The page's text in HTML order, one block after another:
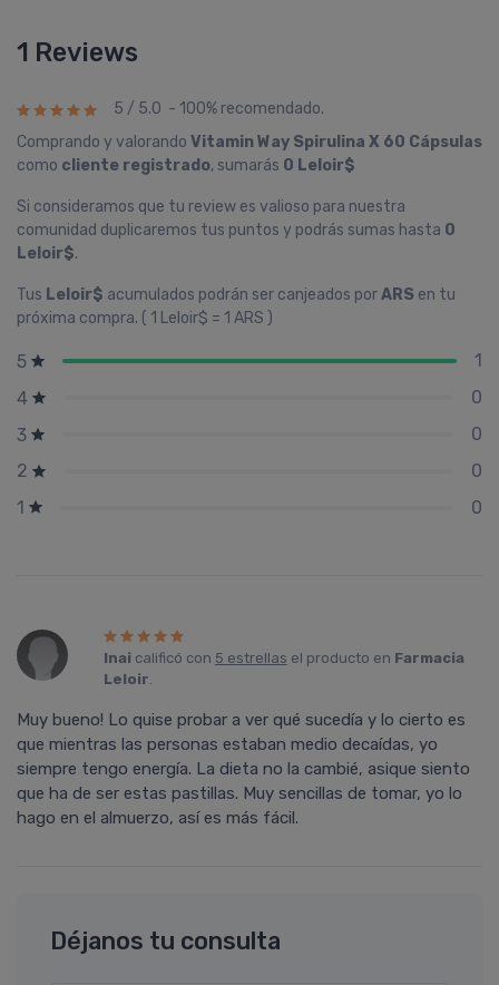
1 Reviews
5 / 5.0 - 100% recomendado.
Comprando y valorando Vitamin Way Spirulina X 60 Cápsulas
como cliente registrado, sumarás 0 Leloir$
Si consideramos que tu review es valioso para nuestra
comunidad duplicaremos tus puntos y podrás sumas hasta 0
Leloir$.
Tus Leloir$ acumulados podrán ser canjeados porARS en tu
próxima compra. ( 1 Leloir$ = 1 ARS )
5
1
4
0
3
0
2
0
1
0
Inai calificó con 5 estrellas el producto en Farmacia
Leloir.
Muy bueno! Lo quise probar a ver qué sucedía y lo cierto es
que mientras las personas estaban medio decaídas, yo
siempre tengo energía. La dieta no la cambié, asique siento
que ha de ser estas pastillas. Muy sencillas de tomar, yo lo
hago en el almuerzo, así es más fácil.
Déjanos tu consulta